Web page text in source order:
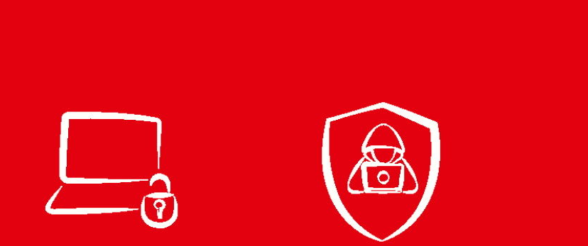
Einführung oder Optimierung von
IAM mit compliance-gerechter
Dokumentation
Klare Rollen- und Rechtevergabe
Aufbau vonNotfall- und
Reaktionsplänengemäß NIS2
Unterstützung bei der schnellen
Identifikation, Eindämmung und